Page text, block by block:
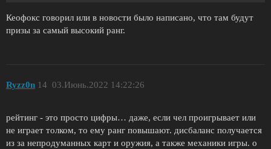
Кеофокс говорил или в новости было написано, что там будут
призы за самый высокий ранг.
Ryzz0n 03.Июнь.2022 14:22:26
14
рейтинг - это просто цифры… даже, если чел проигрывает или
не играет толком, то ему ранг повышают. дисбаланс получается
из за непродуманных карт и оружия, а также механики игры. о